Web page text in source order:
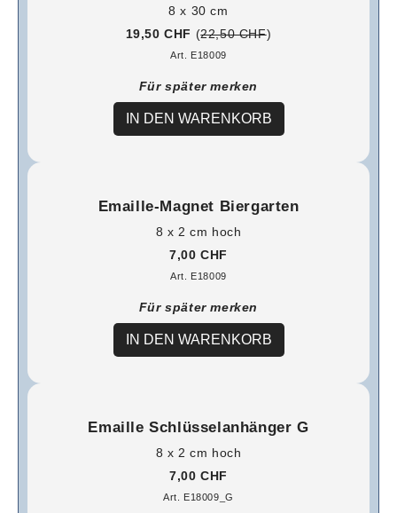
8 x 30 cm
19,50 CHF (22,50 CHF)
Art. E18009
Für später merken
IN DEN WARENKORB
Emaille-Magnet Biergarten
8 x 2 cm hoch
7,00 CHF
Art. E18009
Für später merken
IN DEN WARENKORB
Emaille Schlüsselanhänger G
8 x 2 cm hoch
7,00 CHF
Art. E18009_G